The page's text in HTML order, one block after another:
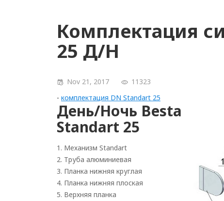
Комплектация
25 Д/Н
Nov 21, 2017 11323
- комплектация DN Standart 25
День/Ночь Besta
Standart 25
1. Механизм Standart
2. Труба алюминиевая
3. Планка нижняя круглая
4. Планка нижняя плоская
5. Верхняя планка